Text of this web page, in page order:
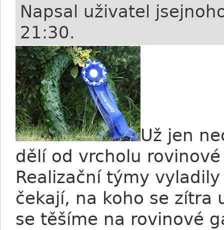
Napsal uživatel
21:30.
Už jen
dělí od vrcholu
Realizační týmy
čekají, na koho se zítra
se těšíme na rovinové